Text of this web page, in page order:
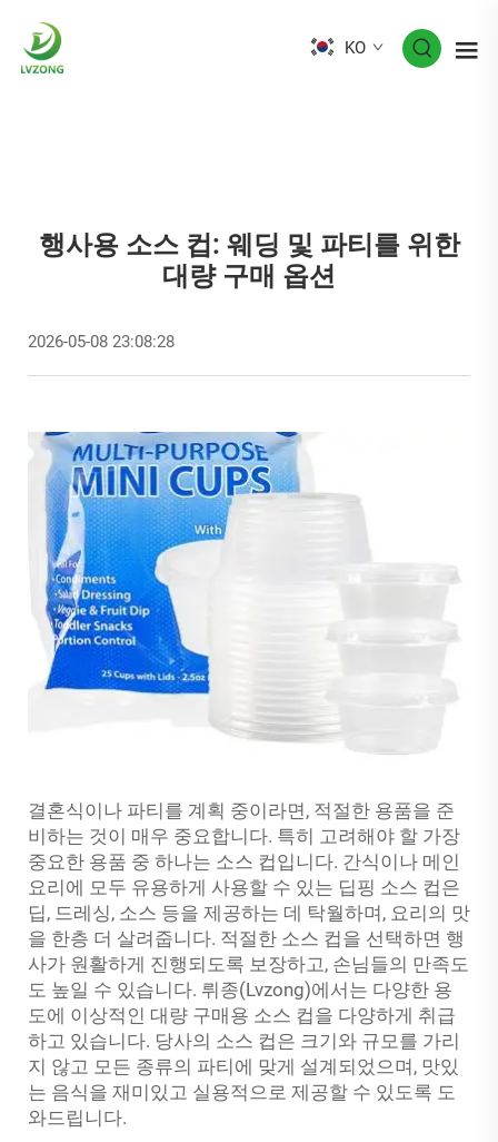
KO
행사용 소스 컵: 웨딩 및 파티를 위한
대량 구매 옵션
2026-05-08 23:08:28
결혼식이나 파티를 계획 중이라면, 적절한 용품을 준
비하는 것이 매우 중요합니다. 특히 고려해야 할 가장
중요한 용품 중 하나는 소스 컵입니다. 간식이나 메인
요리에 모두 유용하게 사용할 수 있는 딥핑 소스 컵은
딥, 드레싱, 소스 등을 제공하는 데 탁월하며, 요리의 맛
을 한층 더 살려줍니다. 적절한 소스 컵을 선택하면 행
사가 원활하게 진행되도록 보장하고, 손님들의 만족도
도 높일 수 있습니다. 뤼종(Lvzong)에서는 다양한 용
도에 이상적인 대량 구매용 소스 컵을 다양하게 취급
하고 있습니다. 당사의 소스 컵은 크기와 규모를 가리
지 않고 모든 종류의 파티에 맞게 설계되었으며, 맛있
는 음식을 재미있고 실용적으로 제공할 수 있도록 도
와드립니다.